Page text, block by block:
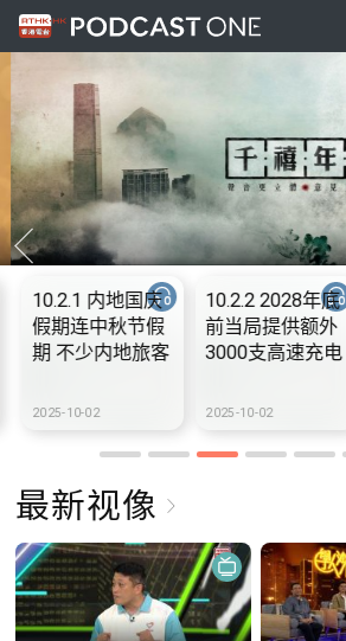
10.2.1 内地国庆
假期连中秋节假
期 不少内地旅客
2025-10-02
10.2.2 2028年底
前当局提供额外
3000支高速充电
设300个电动车
2025-10-02
最新视像